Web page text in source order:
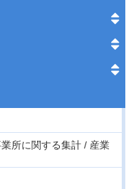
所に関する集計 / 産業